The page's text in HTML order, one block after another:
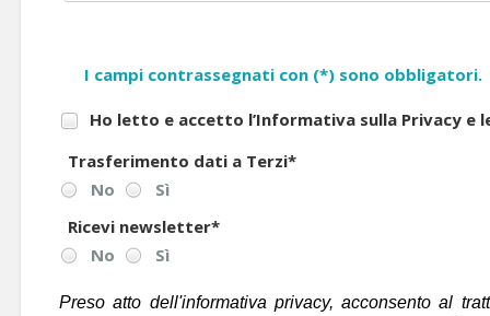
I campi contrassegnati con (*) sono obbligatori.
Ho letto e accetto l’Informativa sulla Privacy e
Trasferimento dati a Terzi*
No
Sì
Ricevi newsletter*
No
Sì
Preso atto dell'informativa privacy, acconsento al